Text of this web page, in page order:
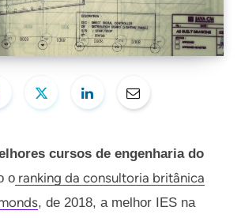
cursos de engenharia do
o ranking da consultoria britânica
, de 2018, a melhor IES na